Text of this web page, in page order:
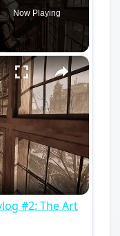
Now Playing
×
#2: The Art